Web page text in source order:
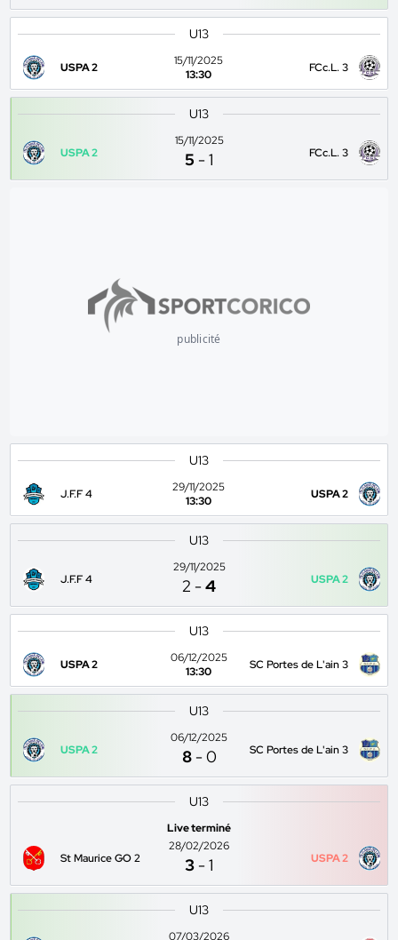
U13
USPA 2
15/11/2025
13:30
FCc.L. 3
U13
USPA 2
15/11/2025
5 -1 FCc.L. 3
publicité
U13
J.F.F 4
29/11/2025
13:30
USPA 2
U13
J.F.F 4
29/11/2025
2 -4 USPA 2
U13
USPA 2
06/12/2025
13:30
SC Portes de L'ain 3
U13
USPA 2
06/12/2025
8 -0 SC Portes de L'ain 3
U13
Live terminé
St Maurice GO 2
28/02/2026
3 -1 USPA 2
U13
07/03/2026